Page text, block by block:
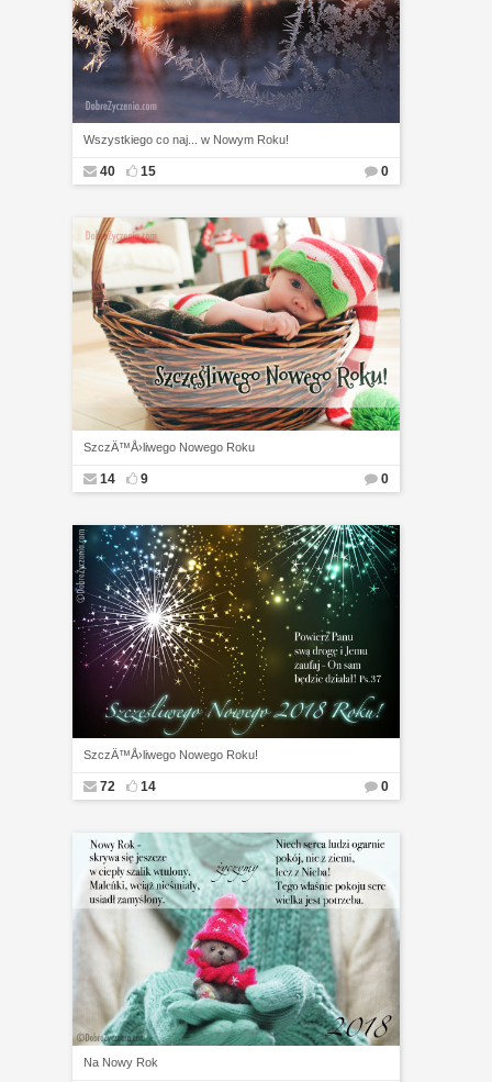
Wszystkiego co naj... w Nowym Roku!
40 15 0
SzczÄ™Å›liwego Nowego Roku
14 9 0
SzczÄ™Å›liwego Nowego Roku!
72 14 0
Na Nowy Rok